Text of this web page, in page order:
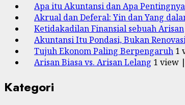
Apa itu Akuntansi dan Apa
Akrual dan Deferal: Yin dan Yang
Ketidakadilan Finansial sebuah Arisan
Akuntansi Itu Pondasi, Bukan
Tujuh Ekonom Paling Berpengaruh 1
Arisan Biasa vs. Arisan Lelang 1 view |
Kategori